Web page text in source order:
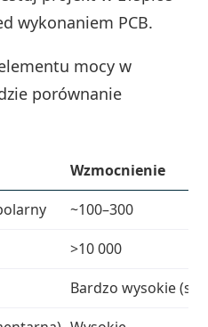
wykonaniem PCB.
mocy w
porównanie
Wzmocnienie
~100–300
>10 000
Bardzo wysokie